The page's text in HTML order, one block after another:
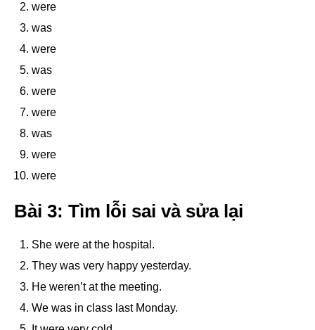
were
was
were
was
were
were
was
were
were
Bài 3: Tìm lỗi sai và sửa lại
She were at the hospital.
They was very happy yesterday.
He weren’t at the meeting.
We was in class last Monday.